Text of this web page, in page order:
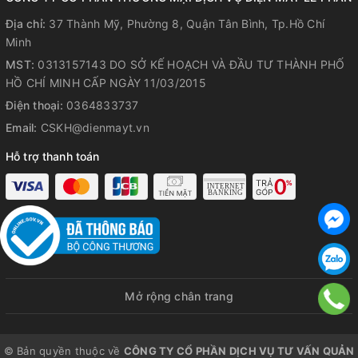
Di chuyển tủ dễ dàng với bánh xe
động
Với bánh xe được thiết kế phía dưới tủ, bạn có thể di chuyển
dễ dàng tủ đông trong quá trình sử dụng sao cho phù hợp
Địa chỉ: 37 Thành Mỹ, Phường 8, Quận Tân Bình, Tp.Hồ Chí
Minh
MST: 0313157143 DO SỞ KẾ HOẠCH VÀ ĐẦU TƯ THÀNH PHỐ
HỒ CHÍ MINH CẤP NGÀY 11/03/2015
Điện thoại: 0364833737
Email: CSKH@dienmayt.vn
Hỗ trợ thanh toán
Mở rộng chân trang
© Bản quyền thuộc về CÔNG TY CỔ PHẦN DỊCH VỤ TƯ VẤN QUẢN